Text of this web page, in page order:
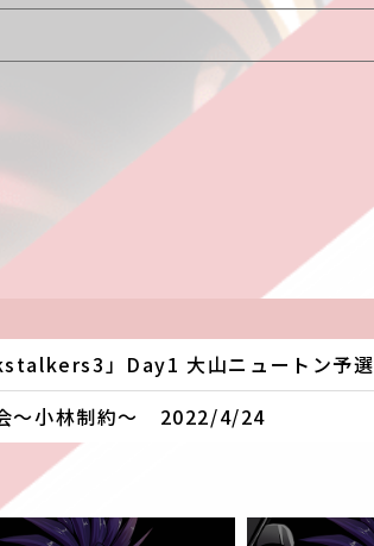
」Day1 大山ニュートン予選
会～小林制約～ 2022/4/24